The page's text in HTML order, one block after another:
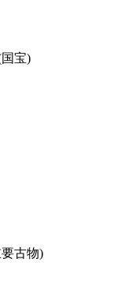
宝)
古物)